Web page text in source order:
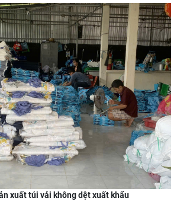
xuất túi vải không dệt xuất khẩu